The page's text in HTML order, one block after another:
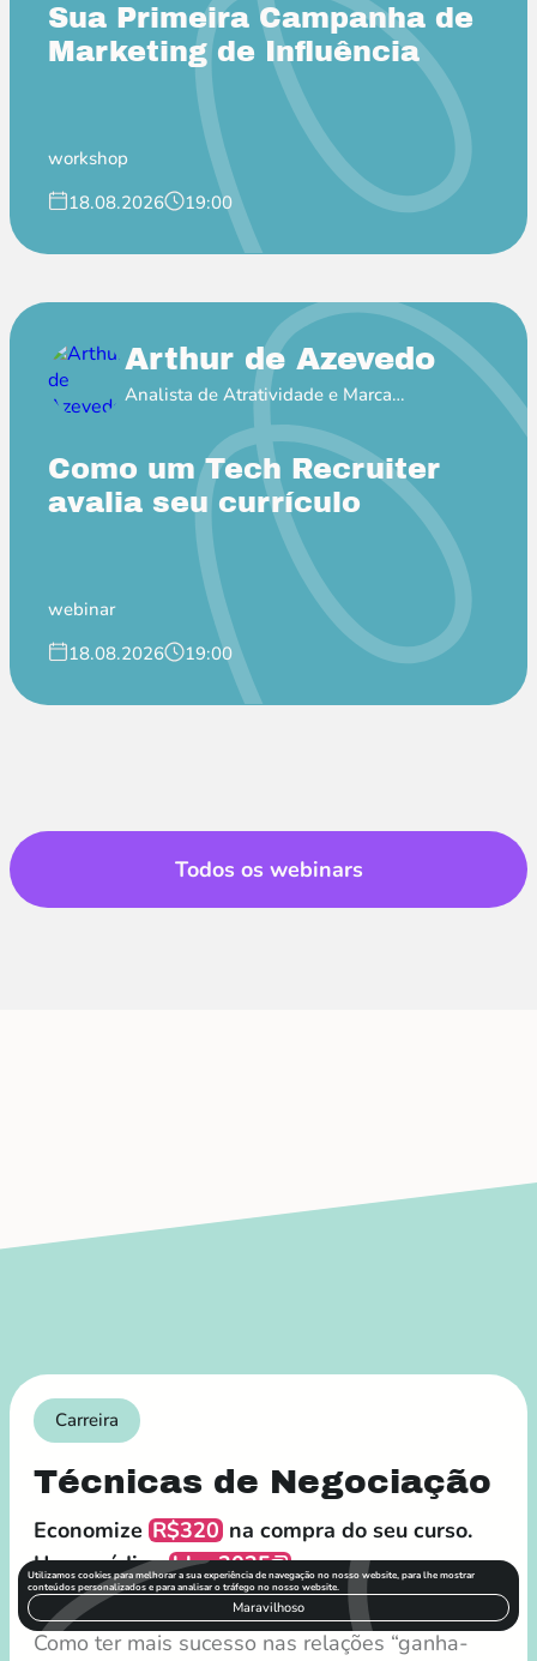
Sua Primeira Campanha de
Marketing de Influência
workshop
18.08.2026
19:00
Arthur de Azevedo
Analista de Atratividade e Marca
Empregadora no Itaú
Como um Tech Recruiter
avalia seu currículo
webinar
18.08.2026
19:00
Todos os webinars
Carreira
Técnicas de Negociação
Economize R$320 na compra do seu curso.
Use o códigoblog2025
e comece a
aprender!
Como ter mais sucesso nas relações “ganha-
Utilizamos cookies para melhorar a sua experiência de navegação no nosso website, para lhe mostrar
conteúdos personalizados e para analisar o tráfego no nosso website.
Maravilhoso